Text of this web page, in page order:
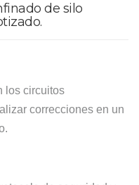
de silo
los circuitos
correcciones en un